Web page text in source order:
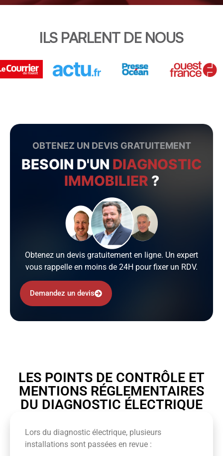
ILS PARLENT DE NOUS
OBTENEZ UN DEVIS GRATUITEMENT
BESOIN D'UN DIAGNOSTIC
IMMOBILIER ?
Obtenez un devis gratuitement en ligne. Un expert
vous rappelle en moins de 24H pour fixer un RDV.
Demandez un devis
LES POINTS DE CONTRÔLE ET
MENTIONS RÉGLEMENTAIRES
DU DIAGNOSTIC ÉLECTRIQUE
Lors du diagnostic électrique, plusieurs
installations sont passées en revue :